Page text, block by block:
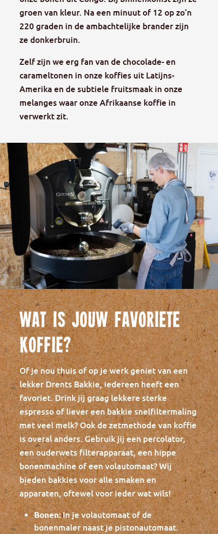
groen van kleur. Na een minuut of 12 op zo’n
220 graden in de ambachtelijke brander zijn
ze donkerbruin.
Zelf zijn we erg fan van de chocolade- en
carameltonen in onze koffies uit Latijns-
Amerika en de subtiele fruitsmaak in onze
melanges waar onze Afrikaanse koffie in
verwerkt zit.
Wat is jouw favoriete
koffie?
Of je nou thuis of op je werk geniet van een
lekker Drents Bakkie, iedereen heeft een
favoriet. Drink jij graag lekkere sterke
espresso of liever een bakkie snelfiltermaling
met veel melk? Ook de zetmethode van koffie
is overal anders. Gebruik jij een percolator,
een ouderwets filterapparaat, een hippe
bonenmachine of een volautomaat? Wij
bieden bakkies voor alle smaken en
apparaten, oftewel voor ieder wat wils!
Bonen:In je volautomaat of de
bonenmaler naast je pistonautomaat.